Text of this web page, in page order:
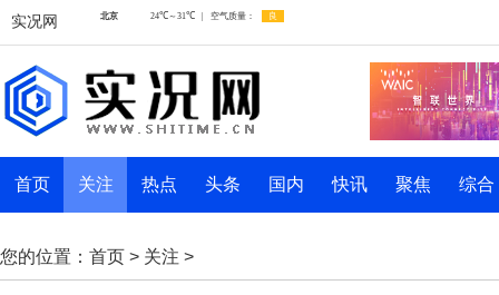
实况网
首页 关注 热点 头条 国内 快讯 聚焦 综合
您的位置： 首页 > 关注 >